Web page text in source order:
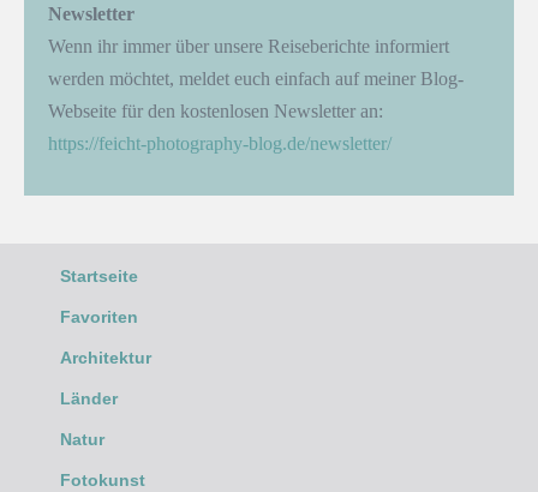
Newsletter
Wenn ihr immer über unsere Reiseberichte informiert
werden möchtet, meldet euch einfach auf meiner Blog-
Webseite für den kostenlosen Newsletter an:
https://feicht-photography-blog.de/newsletter/
Startseite
Favoriten
Architektur
Länder
Natur
Fotokunst